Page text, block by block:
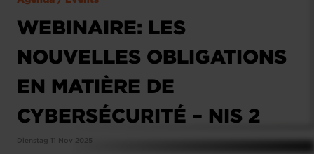
WEBINAIRE: LES
NOUVELLES OBLIGATIONS
EN MATIÈRE DE
CYBERSÉCURITÉ – NIS 2
Dienstag 11 Nov 2025